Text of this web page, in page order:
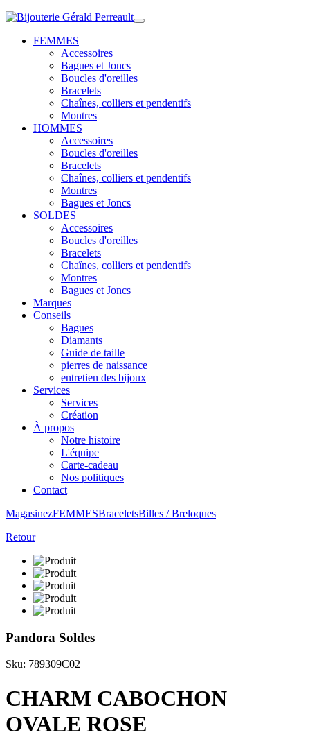
FEMMES
Accessoires
Bagues et Joncs
Boucles d'oreilles
Bracelets
Chaînes, colliers et pendentifs
Montres
HOMMES
Accessoires
Boucles d'oreilles
Bracelets
Chaînes, colliers et pendentifs
Montres
Bagues et Joncs
SOLDES
Accessoires
Boucles d'oreilles
Bracelets
Chaînes, colliers et pendentifs
Montres
Bagues et Joncs
Marques
Conseils
Bagues
Diamants
Guide de taille
pierres de naissance
entretien des bijoux
Services
Services
Création
À propos
Notre histoire
L'équipe
Carte-cadeau
Nos politiques
Contact
MagasinezFEMMESBraceletsBilles / Breloques
Retour
Pandora Soldes
Sku: 789309C02
CHARM CABOCHON
OVALE ROSE